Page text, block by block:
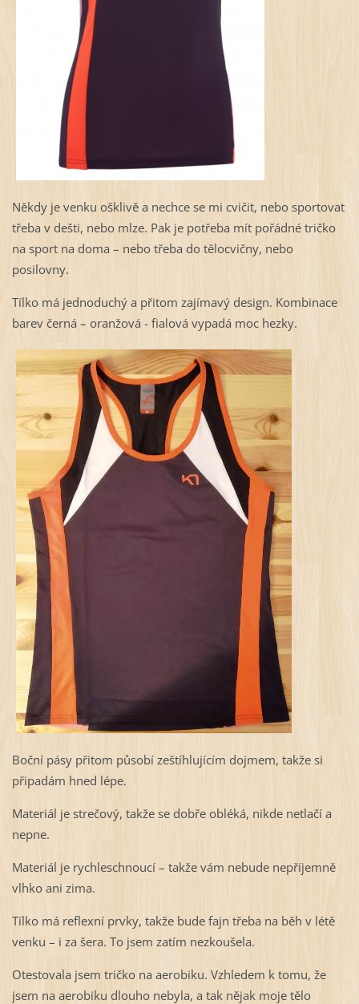
Někdy je venku ošklivě a nechce se mi cvičit, nebo sportovat
třeba v dešti, nebo mlze. Pak je potřeba mít pořádné tričko
na sport na doma – nebo třeba do tělocvičny, nebo
posilovny.
Tílko má jednoduchý a přitom zajímavý design. Kombinace
barev černá – oranžová - fialová vypadá moc hezky.
Boční pásy přitom působí zeštíhlujícím dojmem, takže si
připadám hned lépe.
Materiál je strečový, takže se dobře obléká, nikde netlačí a
nepne.
Materiál je rychleschnoucí – takže vám nebude nepříjemně
vlhko ani zima.
Tílko má reflexní prvky, takže bude fajn třeba na běh v létě
venku – i za šera. To jsem zatím nezkoušela.
Otestovala jsem tričko na aerobiku. Vzhledem k tomu, že
jsem na aerobiku dlouho nebyla, a tak nějak moje tělo